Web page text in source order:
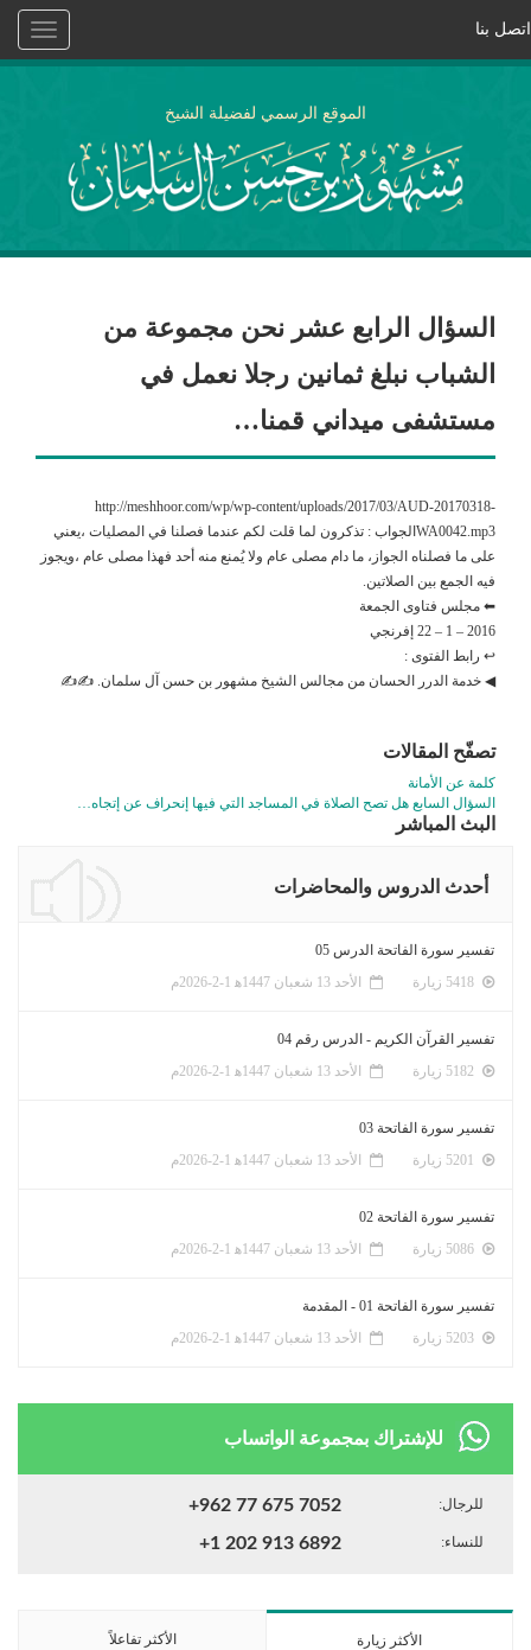
Toggle
اتصل بنا
الموقع الرسمي لفضيلة الشيخ
السؤال الرابع عشر نحن مجموعة من
الشباب نبلغ ثمانين رجلا نعمل في
مستشفى ميداني قمنا…
http://meshhoor.com/wp/wp-content/uploads/2017/03/AUD-20170318-
WA0042.mp3الجواب : تذكرون لما قلت لكم عندما فصلنا في المصليات ،يعني
على ما فصلناه الجواز، ما دام مصلى عام ولا يُمنع منه أحد فهذا مصلى عام ،ويجوز
فيه الجمع بين الصلاتين.
⬅ مجلس فتاوى الجمعة
2016 – 1 – 22 إفرنجي
↩ رابط الفتوى :
◀ خدمة الدرر الحسان من مجالس الشيخ مشهور بن حسن آل سلمان. ✍✍
تصفّح المقالات
كلمة عن الأمانة
السؤال السابع هل تصح الصلاة في المساجد التي فيها إنحراف عن إتجاه…
البث المباشر
أحدث الدروس والمحاضرات
تفسير سورة الفاتحة الدرس 05
الأحد 13 شعبان 1447ﻫ 1-2-2026م
تفسير القرآن الكريم - الدرس رقم 04
الأحد 13 شعبان 1447ﻫ 1-2-2026م
تفسير سورة الفاتحة 03
الأحد 13 شعبان 1447ﻫ 1-2-2026م
تفسير سورة الفاتحة 02
الأحد 13 شعبان 1447ﻫ 1-2-2026م
تفسير سورة الفاتحة 01 - المقدمة
الأحد 13 شعبان 1447ﻫ 1-2-2026م
للإشتراك بمجموعة الواتساب
للرجال: +962 77 675 7052
للنساء: +1 202 913 6892
الأكثر زيارة الأكثر تفاعلاً